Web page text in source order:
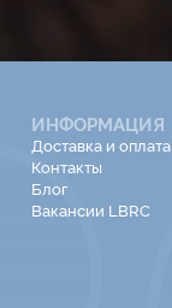
ИНФОРМАЦИЯ
Доставка и оплата
Контакты
Блог
Вакансии LBRC